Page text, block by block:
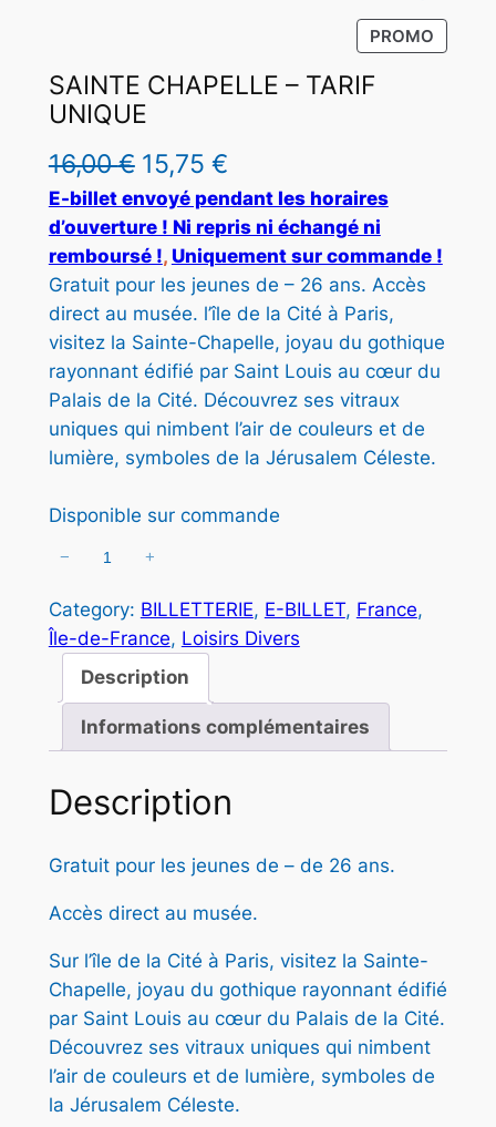
PROMO
R
P
O
T
SAINTE CHAPELLE – TARIF
UNIQUE
16,00€ L
e
p
r
i
x
i
n
i
t
i
l
é
t
a
i
t
6
,
0
0
15,75 €L
e
p
r
i
x
a
c
t
u
e
t
1
5
5
€
.
E-billet envoyé pendant les horaires
d’ouverture ! Ni repris ni échangé ni
remboursé !, Uniquement sur commande !
Gratuit pour les jeunes de – 26 ans. Accès
direct au musée. l’île de la Cité à Paris,
visitez la Sainte-Chapelle, joyau du gothique
rayonnant édifié par Saint Louis au cœur du
Palais de la Cité. Découvrez ses vitraux
uniques qui nimbent l’air de couleurs et de
lumière, symboles de la Jérusalem Céleste.
Disponible sur commande
a
n
d
e
A
T
E
C
H
A
P
− +
Category: BILLETTERIE, E-BILLET, France
Île-de-France, Loisirs Divers
Description
Informations complémentaires
Description
Gratuit pour les jeunes de – de 26 ans.
Accès direct au musée.
Sur l’île de la Cité à Paris, visitez la Sainte-
Chapelle, joyau du gothique rayonnant édifié
par Saint Louis au cœur du Palais de la Cité.
Découvrez ses vitraux uniques qui nimbent
l’air de couleurs et de lumière, symboles de
la Jérusalem Céleste.